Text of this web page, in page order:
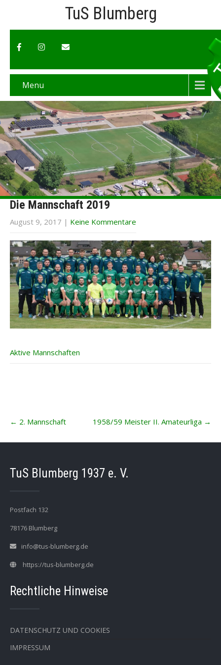
TuS Blumberg
Menu
Die Mannschaft 2019
August 9, 2017 | Keine Kommentare
Aktive Mannschaften
navigation
← 2. Mannschaft 1958/59 Meister II. Amateurliga →
TuS Blumberg 1937 e. V.
Postfach 132
78176 Blumberg
info@tus-blumberg.de
https://tus-blumberg.de
Rechtliche Hinweise
DATENSCHUTZ UND COOKIES
IMPRESSUM